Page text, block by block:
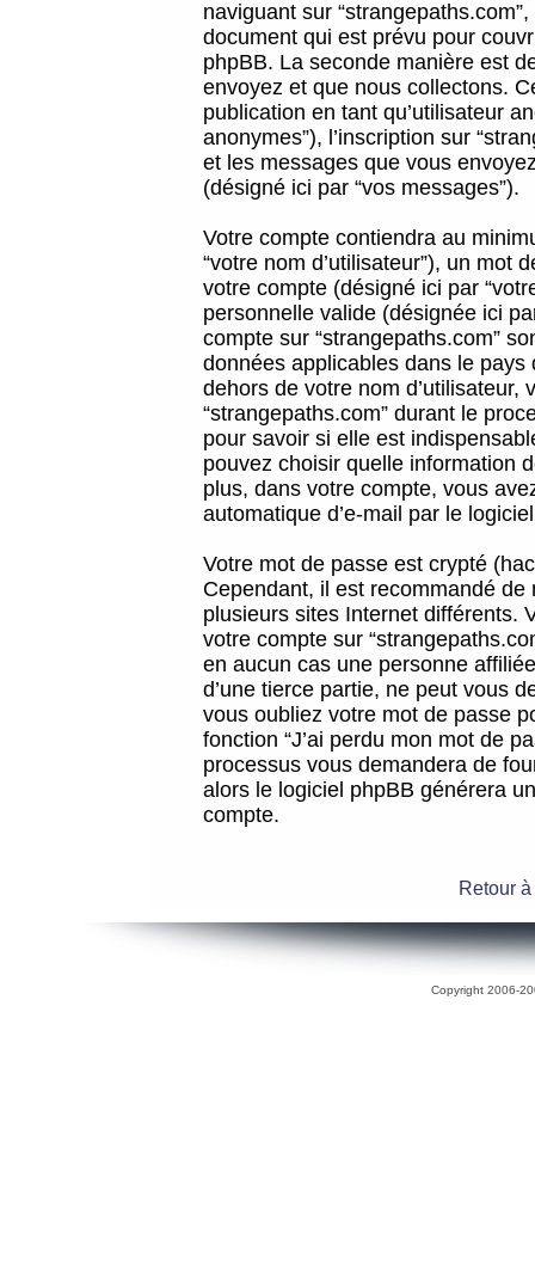
naviguant sur
document qui est prévu pour
phpBB. La seconde manière est
envoyez et que nous collectons.
publication en tant qu’utilisateur
anonymes”), l’inscription sur
et les messages que vous
(désigné ici par “vos messages”).
Votre compte contiendra au
“votre nom d’utilisateur”), un mot
votre compte (désigné ici par
personnelle valide (désignée ici
compte sur “strangepaths.com”
données applicables dans le
dehors de votre nom
“strangepaths.com” durant le
pour savoir si elle est
pouvez choisir quelle information
plus, dans votre compte, vous
automatique d’e-mail par le
Votre mot de passe est crypté
Cependant, il est recommandé
plusieurs sites Internet différents.
votre compte sur
en aucun cas une personne
d’une tierce partie, ne peut vous
vous oubliez votre mot de passe
fonction “J’ai perdu mon mot de
processus vous demandera de
alors le logiciel phpBB générera
compte.
Retour
Copyright 2006-